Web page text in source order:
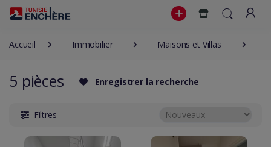
Accueil Immobilier Maisons et Villas
5 pièces Enregistrer la recherche
Filtres